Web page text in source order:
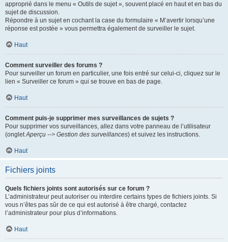
approprié dans le menu « Outils de sujet », souvent placé en haut et en bas du
sujet de discussion.
Répondre à un sujet en cochant la case du formulaire « M’avertir lorsqu’une
réponse est postée » vous permettra également de surveiller le sujet.
Haut
Comment surveiller des forums ?
Pour surveiller un forum en particulier, une fois entré sur celui-ci, cliquez sur le
lien « Surveiller ce forum » qui se trouve en bas de page.
Haut
Comment puis-je supprimer mes surveillances de sujets ?
Pour supprimer vos surveillances, allez dans votre panneau de l’utilisateur
(ongletAperçu --> Gestion des surveillances) et suivez les instructions.
Haut
Fichiers joints
Quels fichiers joints sont autorisés sur ce forum ?
L’administrateur peut autoriser ou interdire certains types de fichiers joints. Si
vous n’êtes pas sûr de ce qui est autorisé à être chargé, contactez
l’administrateur pour plus d’informations.
Haut